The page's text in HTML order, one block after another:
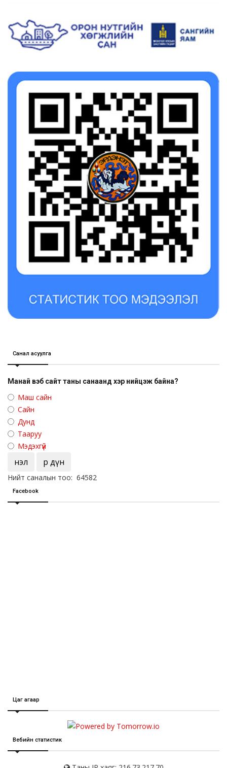
Санал асуулга
Манай вэб сайт таны санаанд хэр нийцэж байна?
Маш сайн
Сайн
Дунд
Тааруу
Мэдэхгүй
Үнэл Үр дүн
Нийт саналын тоо: 64582
Facebook
Цаг агаар
Вебийн статистик